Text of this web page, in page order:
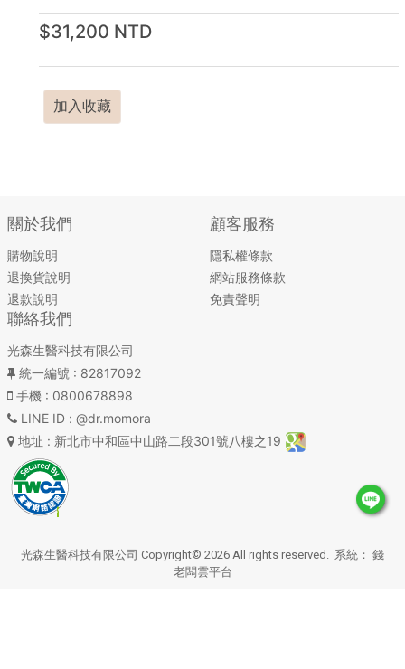
$31,200 NTD
加入收藏
關於我們
購物說明
退換貨說明
退款說明
顧客服務
隱私權條款
網站服務條款
免責聲明
聯絡我們
光森生醫科技有限公司
統一編號 : 82817092
手機 : 0800678898
LINE ID : @dr.momora
地址 : 新北市中和區中山路二段301號八樓之19
光森生醫科技有限公司 Copyright© 2026 All rights reserved. 系統： 錢
老闆雲平台